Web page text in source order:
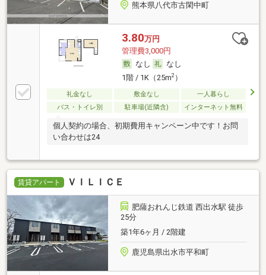
熊本県八代市古閑中町
3.80万円
管理費3,000円
なし
なし
1階 / 1K（25m2）
礼金なし 敷金なし
一人暮らし
バス・トイレ別
駐車場(近隣含) インターネット無料
個人契約の場合、初期費用キャンペーン中です！お問
い合わせは24
賃貸アパート ＶＩＬＩＣＥ
肥薩おれんじ鉄道 西出水駅 徒歩
25分
築1年6ヶ月 / 2階建
鹿児島県出水市平和町